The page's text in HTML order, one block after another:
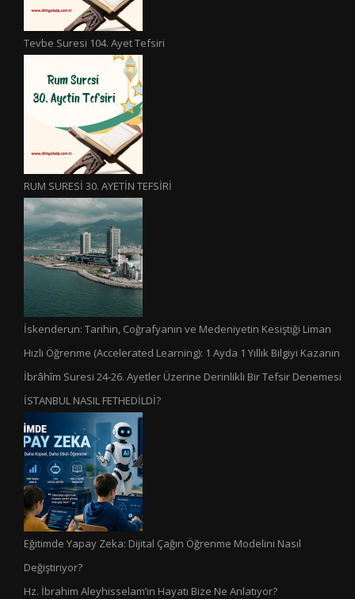
Tevbe Suresi 104. Ayet Tefsiri
RUM SURESİ 30. AYETİN TEFSİRİ
İskenderun: Tarihin, Coğrafyanın ve Medeniyetin Kesiştiği Liman
Hızlı Öğrenme (Accelerated Learning): 1 Ayda 1 Yıllık Bilgiyi Kazanın
İbrâhîm Suresi 24-26. Ayetler Üzerine Derinlikli Bir Tefsir Denemesi
İSTANBUL NASIL FETHEDİLDİ?
Eğitimde Yapay Zeka: Dijital Çağın Öğrenme Modelini Nasıl
Değiştiriyor?
Hz. İbrahim Aleyhisselam’ın Hayatı Bize Ne Anlatıyor?